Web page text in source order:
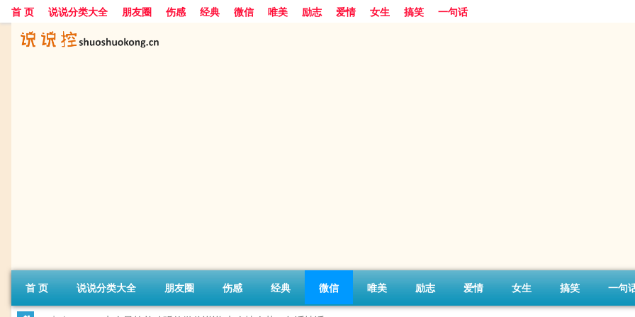
首 页 说说分类大全 朋友圈 伤感 经典 微信 唯美 励志 爱情 女生 搞笑 一句话
首 页 说说分类大全 朋友圈 伤感 经典 微信 唯美 励志 爱情 女生 搞笑 一句